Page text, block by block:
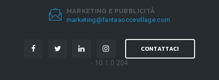
MARKETING E PUBBLICITÀ
marketing@fantasoccevillage.com
CONTATTACI
- 10.1.0.204